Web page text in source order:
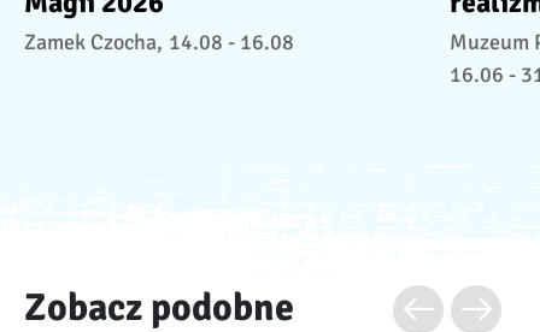
Zamek Czocha, 14.08 - 16.08
Muzeum
16.06 -
Zobacz podobne